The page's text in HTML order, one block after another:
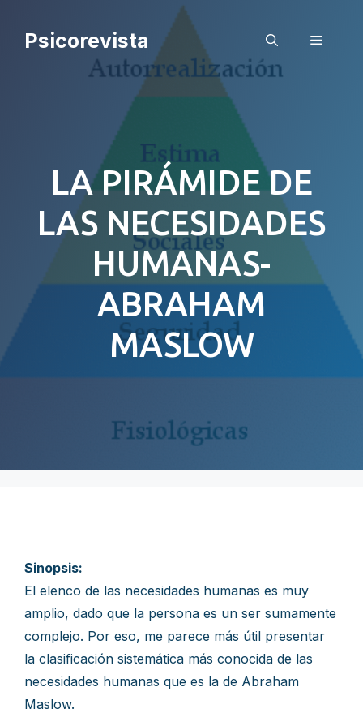
Psicorevista Menú
LA PIRÁMIDE DE
LAS NECESIDADES
HUMANAS-
ABRAHAM
MASLOW
Sinopsis:
El elenco de las necesidades humanas es muy
amplio, dado que la persona es un ser sumamente
complejo. Por eso, me parece más útil presentar
la clasificación sistemática más conocida de las
necesidades humanas que es la de Abraham
Maslow.